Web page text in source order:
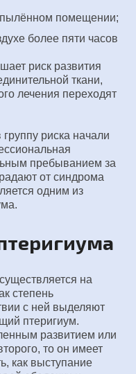
помещении;
более пяти часов
риск развития
ткани,
лечения переходят
риска начали
пребыванием за
от синдрома
одним из
на
степень
с ней выделяют
птеригиум.
развитием или
то он имеет
как выступание